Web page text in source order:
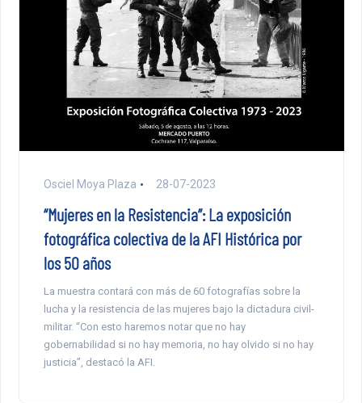
Osciel Moya Plaza 28-07-2023
“Mujeres en la Resistencia”: La exposición
fotográfica colectiva de la AFI Histórica por
los 50 años
La muestra contará con más de 60 fotografías sobre la
lucha y la resistencia de las mujeres bajo la dictadura civil-
militar. “Con esto haremos notar que no hay
gobernabilidad si no hay memoria, no hay olvido si no hay
justicia”, destacó la AFI.